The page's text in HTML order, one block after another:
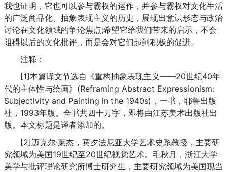
我也证明，它也可以参与霸权的运作，并参与霸权对文化生活
的广泛商品化。抽象表现主义的历史，展现出意识形态与政治
讨论在文化领域的争论焦点;希望它给我们带来的启示，不会
阻碍以后的文化批评，而是会对它们起到积极的促进。
注释：
[1]本篇译文节选自《重构抽象表现主义——20世纪40年
代的主体性与绘画》(Reframing Abstract Expressionism:
Subjectivity and Painting in the 1940s)，一书，耶鲁出版
社，1993年版。全书共四十万字，即将由江苏美术出版社出
版。本文标题是译者添加的。
[2]迈克尔·莱杰，宾夕法尼亚大学艺术史系教授，主要研
究领域为美国19世纪至20世纪视觉艺术。毛秋月，浙江大学
美学与批评理论研究所博士研究生，主要研究领域为美国现当